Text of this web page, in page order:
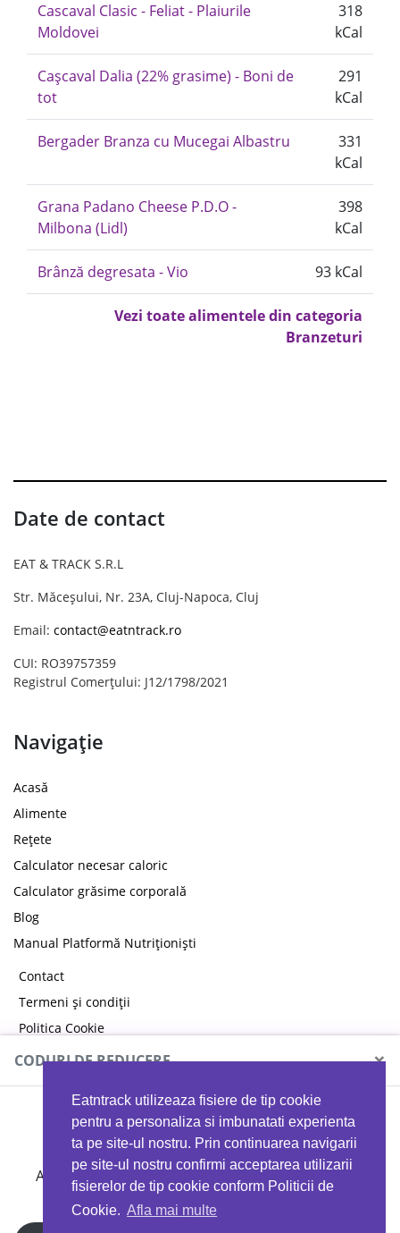
Eatntrack utilizeaza fisiere de tip cookie
pentru a personaliza si imbunatati experienta
ta pe site-ul nostru. Prin continuarea navigarii
pe site-ul nostru confirmi acceptarea utilizarii
fisierelor de tip cookie conform Politicii de
Cookie. Afla mai multe
Cascaval Clasic - Feliat - Plaiurile
Moldovei
318
kCal
Cașcaval Dalia (22% grasime) - Boni de
tot
291
kCal
Bergader Branza cu Mucegai Albastru
331
kCal
Grana Padano Cheese P.D.O -
Milbona (Lidl)
398
kCal
Brânză degresata - Vio 93 kCal
Vezi toate alimentele din categoria
Branzeturi
Date de contact
EAT & TRACK S.R.L
Str. Măceșului, Nr. 23A, Cluj-Napoca, Cluj
Email: contact@eatntrack.ro
CUI: RO39757359
Registrul Comerțului: J12/1798/2021
Navigație
Acasă
Alimente
Rețete
Calculator necesar caloric
Calculator grăsime corporală
Blog
Manual Platformă Nutriționiști
Contact
Termeni și condiții
Politica Cookie
Politica de confidențialitate
CODURI DE REDUCERE ×
MYPROTEIN
Ai 40%reducere la orice comandă folosind codul
EATTRACK